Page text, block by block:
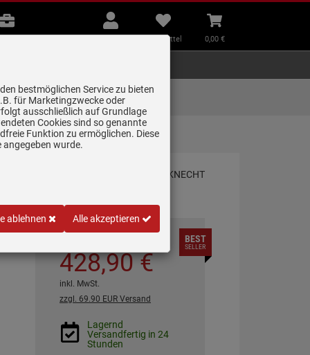
Beratung
Mein
Konto
Merkzettel
aufklappen
Merkzettel
Warenkorb
aufklappen
0,00 €
Lieferung zum
Wunschtermin
Einbau-Kühl-Gefrierkombination
428,90 €
inkl. MwSt.
zzgl. 69.90 EUR Versand
Lagernd
Versandfertig in 24
Stunden
BEST
SELLER
bestmöglichen Service zu bieten
für Marketingzwecke oder
ausschließlich auf Grundlage
Cookies sind so genannte
Funktion zu ermöglichen. Diese
angegeben wurde.
ablehnen Alle akzeptieren